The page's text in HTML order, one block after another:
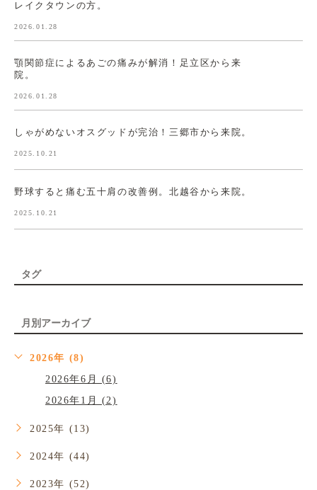
レイクタウンの方。
2026.01.28
顎関節症によるあごの痛みが解消！足立区から来
院。
2026.01.28
しゃがめないオスグッドが完治！三郷市から来院。
2025.10.21
野球すると痛む五十肩の改善例。北越谷から来院。
2025.10.21
タグ
月別アーカイブ
2026年 (8)
2026年6月 (6)
2026年1月 (2)
2025年 (13)
2024年 (44)
2023年 (52)